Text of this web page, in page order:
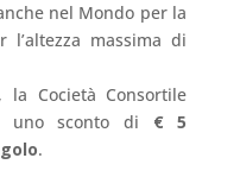
nel Mondo per la
l’altezza massima di
la Cocietà Consortile
uno sconto di € 5
.